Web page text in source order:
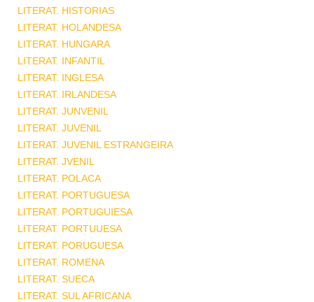
LITERAT. HISTORIAS
LITERAT. HOLANDESA
LITERAT. HUNGARA
LITERAT. INFANTIL
LITERAT. INGLESA
LITERAT. IRLANDESA
LITERAT. JUNVENIL
LITERAT. JUVENIL
LITERAT. JUVENIL ESTRANGEIRA
LITERAT. JVENIL
LITERAT. POLACA
LITERAT. PORTUGUESA
LITERAT. PORTUGUIESA
LITERAT. PORTUUESA
LITERAT. PORUGUESA
LITERAT. ROMENA
LITERAT. SUECA
LITERAT. SUL AFRICANA